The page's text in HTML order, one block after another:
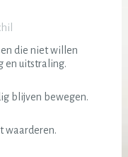
die niet willen
en uitstraling.
blijven bewegen.
waarderen.